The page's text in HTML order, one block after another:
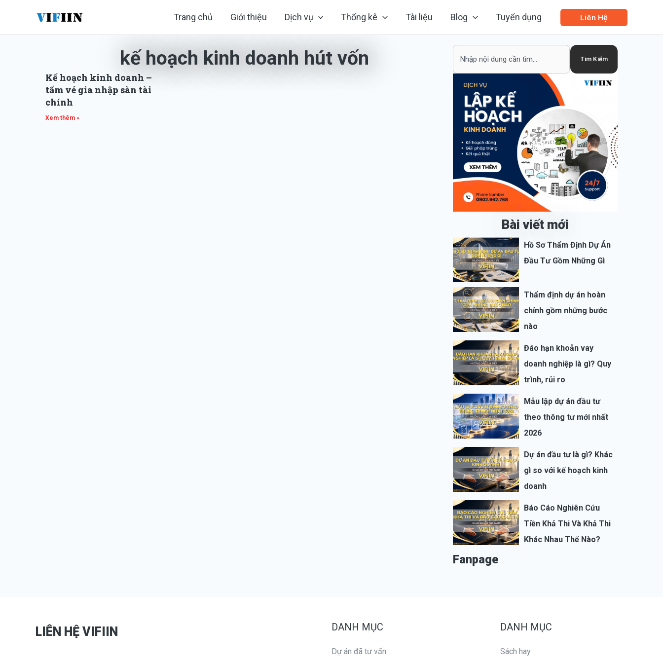
Trang chủ Giới thiệu Dịch vụ Thống kê Tài liệu Blog Tuyển dụng Liên Hệ
kế hoạch kinh doanh hút vốn
Kế hoạch kinh doanh –
tấm vé gia nhập sàn tài
chính
Xem thêm »
Tìm Kiếm
Bài viết mới
Hồ Sơ Thẩm Định Dự Án
Đầu Tư Gồm Những Gì
Thẩm định dự án hoàn
chỉnh gồm những bước
nào
Đáo hạn khoản vay
doanh nghiệp là gì? Quy
trình, rủi ro
Mẫu lập dự án đầu tư
theo thông tư mới nhất
2026
Dự án đầu tư là gì? Khác
gì so với kế hoạch kinh
doanh
Báo Cáo Nghiên Cứu
Tiền Khả Thi Và Khả Thi
Khác Nhau Thế Nào?
Fanpage
LIÊN HỆ VIFIIN DANH MỤC
Dự án đã tư vấn
DANH MỤC
Sách hay